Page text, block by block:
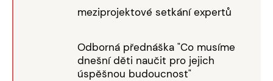
meziprojektové setkání expertů
Odborná přednáška "Co musíme
dnešní děti naučit pro jejich
úspěšnou budoucnost"